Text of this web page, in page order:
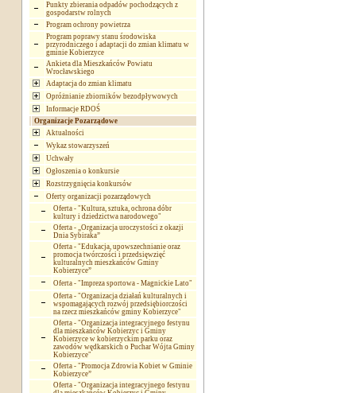
Punkty zbierania odpadów pochodzących z
gospodarstw rolnych
Program ochrony powietrza
Program poprawy stanu środowiska
przyrodniczego i adaptacji do zmian klimatu w
gminie Kobierzyce
Ankieta dla Mieszkańców Powiatu
Wrocławskiego
Adaptacja do zmian klimatu
Opróżnianie zbiorników bezodpływowych
Informacje RDOŚ
Organizacje Pozarządowe
Aktualności
Wykaz stowarzyszeń
Uchwały
Ogłoszenia o konkursie
Rozstrzygnięcia konkursów
Oferty organizacji pozarządowych
Oferta - "Kultura, sztuka, ochrona dóbr
kultury i dziedzictwa narodowego"
Oferta - „Organizacja uroczystości z okazji
Dnia Sybiraka”
Oferta - "Edukacja, upowszechnianie oraz
promocja twórczości i przedsięwzięć
kulturalnych mieszkańców Gminy
Kobierzyce”
Oferta - "Impreza sportowa - Magnickie Lato"
Oferta - "Organizacja działań kulturalnych i
wspomagających rozwój przedsiębiorczości
na rzecz mieszkańców gminy Kobierzyce"
Oferta - "Organizacja integracyjnego festynu
dla mieszkańców Kobierzyc i Gminy
Kobierzyce w kobierzyckim parku oraz
zawodów wędkarskich o Puchar Wójta Gminy
Kobierzyce"
Oferta - "Promocja Zdrowia Kobiet w Gminie
Kobierzyce”
Oferta - "Organizacja integracyjnego festynu